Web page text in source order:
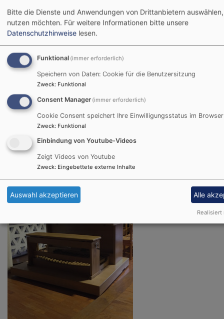
Quintbass 10 2/3‘ (2018 neu - Auszug aus
Violon 16‘ repetierend)
Oktavbass 8'
Gemshorn 8'
Choralbaß 4'
Basszink 5 1/3'
Trompete 8‘ (2018 neu)
Fagott 16'
Koppeln
Sub. III-III, III-I, III-II
Bitte die Dienste und Anwendungen von Drittanbietern
nutzen möchten. Für weitere Informationen bitte unsere
Datenschutzhinweise lesen.
Funktional (immer erforderlich)
Speichern von Daten: Cookie für die Benutzersitzung
Zweck: Funktional
Consent Manager (immer erforderlich)
Cookie Consent speichert Ihre Einwilligungsstatus im Browser
Zweck: Funktional
Einbindung von Youtube-Videos
Zeigt Videos von Youtube
Zweck: Eingebettete externe Inhalte
Auswahl akzeptieren Alle
Realisiert